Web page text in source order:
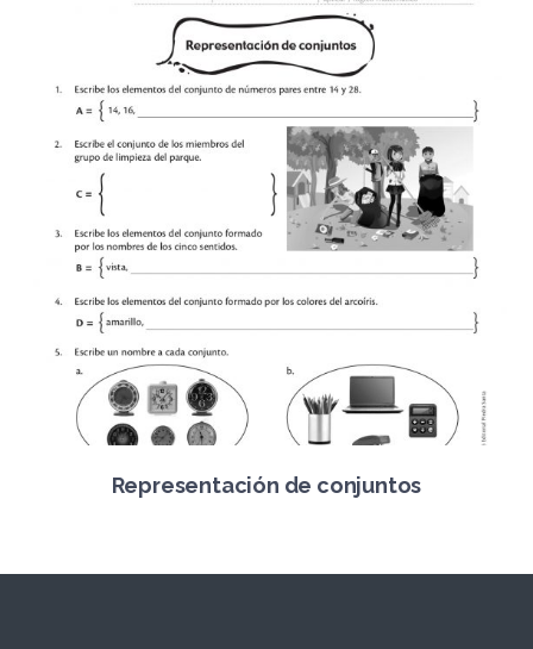
Representación de conjuntos